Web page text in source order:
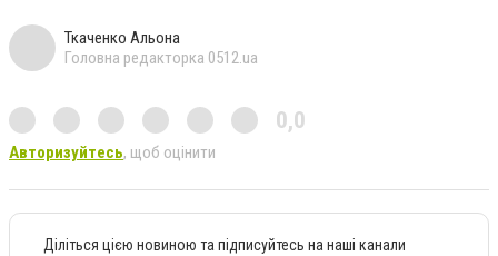
Ткаченко Альона
Головна редакторка 0512.ua
0,0
Авторизуйтесь, щоб оцінити
Діліться цією новиною та підписуйтесь на наші канали